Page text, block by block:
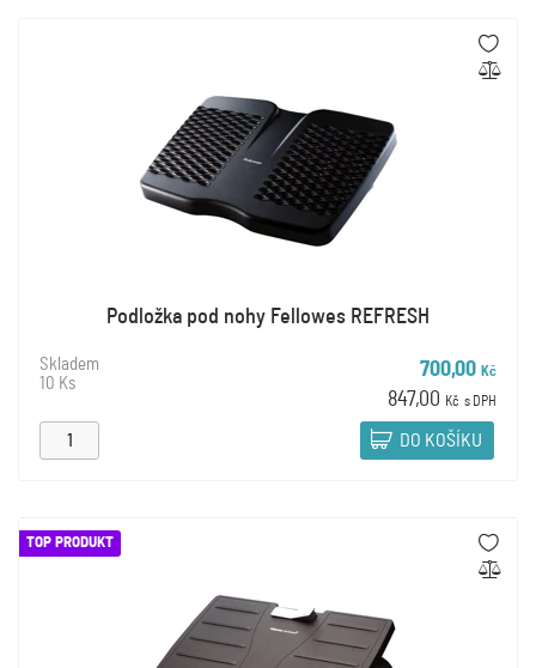
Podložka pod nohy Fellowes REFRESH
Skladem
10 Ks
700,00 Kč
847,00 Kč s DPH
DO KOŠÍKU
TOP PRODUKT